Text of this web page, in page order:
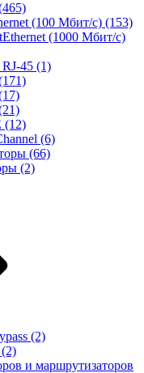
(100 Мбит/с) (153)
(1000 Мбит/с)
45 (1)
(12)
(6)
(66)
(2)
(2)
(2)
и маршрутизаторов